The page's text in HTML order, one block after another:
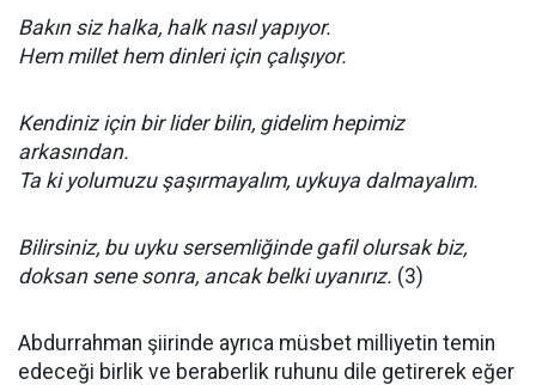
Bakın siz halka, halk nasıl yapıyor.
Hem millet hem dinleri için çalışıyor.
Kendiniz için bir lider bilin, gidelim hepimiz
arkasından.
Ta ki yolumuzu şaşırmayalım, uykuya dalmayalım.
Bilirsiniz, bu uyku sersemliğinde gafil olursak biz,
doksan sene sonra, ancak belki uyanırız. (3)
Abdurrahman şiirinde ayrıca müsbet milliyetin temin
edeceği birlik ve beraberlik ruhunu dile getirerek eğer